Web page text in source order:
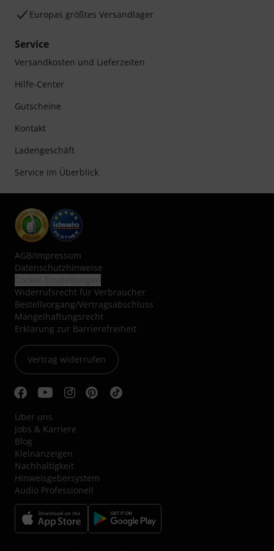
Europas größtes Versandlager
Service
Versandkosten und Lieferzeiten
Hilfe-Center
Gutscheine
Kontakt
Ladengeschäft
Service im Überblick
AGB/Impressum
Datenschutzhinweise
Widerrufsrecht für Verbraucher
Bestellvorgang/Vertragsabschluss
Mängelhaftungsrecht
Erklärung zur Barrierefreiheit
Vertrag widerrufen
Über uns
Jobs & Karriere
Blog
Kleinanzeigen
Nachhaltigkeit
Hinweisgebersystem
Audio Professionell